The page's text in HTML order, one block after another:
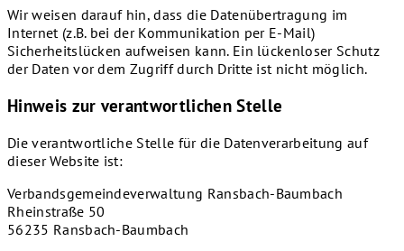
Wir weisen darauf hin, dass die Datenübertragung im
Internet (z.B. bei der Kommunikation per E-Mail)
Sicherheitslücken aufweisen kann. Ein lückenloser Schutz
der Daten vor dem Zugriff durch Dritte ist nicht möglich.
Hinweis zur verantwortlichen Stelle
Die verantwortliche Stelle für die Datenverarbeitung auf
dieser Website ist:
Verbandsgemeindeverwaltung Ransbach-Baumbach
Rheinstraße 50
56235 Ransbach-Baumbach